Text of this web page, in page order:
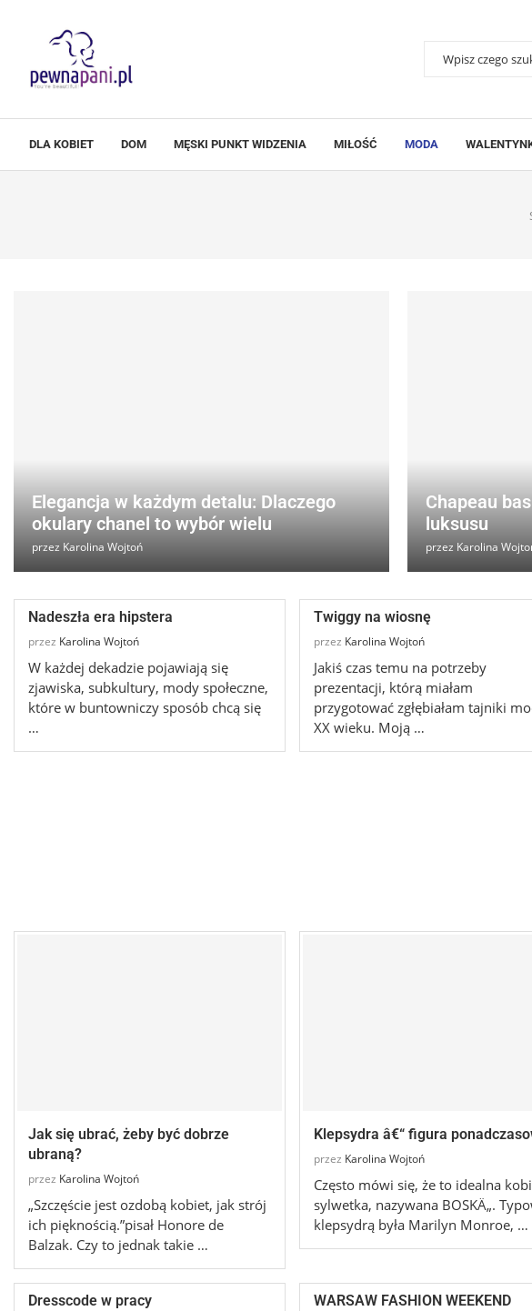
DLA KOBIET DOM MĘSKI PUNKT WIDZENIA MIŁOŚĆ MODA
Elegancja w każdym detalu: Dlaczego
okulary chanel to wybór wielu
przez Karolina Wojtoń
Chapeau
luksusu
przez Karolina
Nadeszła era hipstera
przez Karolina Wojtoń
W każdej dekadzie pojawiają się
zjawiska, subkultury, mody społeczne,
które w buntowniczy sposób chcą się
…
Twiggy na wiosnę
przez Karolina Wojtoń
Jakiś czas temu na potrzeby
prezentacji, którą miałam
przygotować zgłębiałam tajniki
XX wieku. Moją …
Jak się ubrać, żeby być dobrze
ubraną?
przez Karolina Wojtoń
„Szczęście jest ozdobą kobiet, jak strój
ich pięknością.”pisał Honore de
Balzak. Czy to jednak takie …
Klepsydra â€“ figura
przez Karolina Wojtoń
Często mówi się, że to idealna
sylwetka, nazywana BOSKÄ„.
klepsydrą była Marilyn Monroe, …
Dresscode w pracy WARSAW FASHION WEEKEND